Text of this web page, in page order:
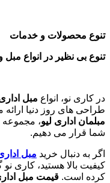
تنوع محصولات و خدمات
تنوع بی نظیر در انواع مبل
در کاری نو، انواع مبل
طراحی های روز دنیا ارائه
مبلمان اداری لیو، مجموعه
شما قرار می دهیم.
اگر به دنبال خرید مبل
کیفیت بالا هستید، کاری
کرده است. قیمت مبل